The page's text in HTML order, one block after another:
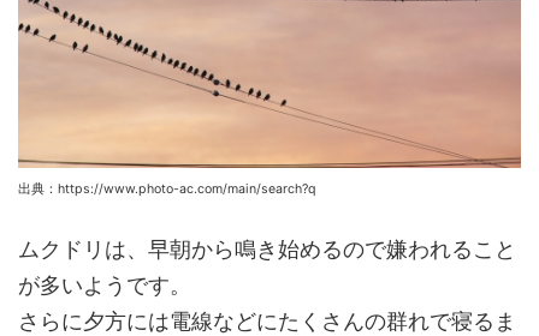
出典：https://www.photo-ac.com/main/search?q
ムクドリは、早朝から鳴き始めるので嫌われること
が多いようです。
さらに夕方には電線などにたくさんの群れで寝るま